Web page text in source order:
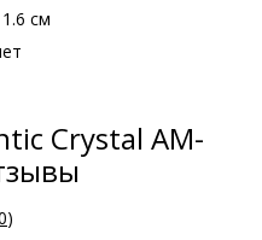
см
Crystal AM-
)